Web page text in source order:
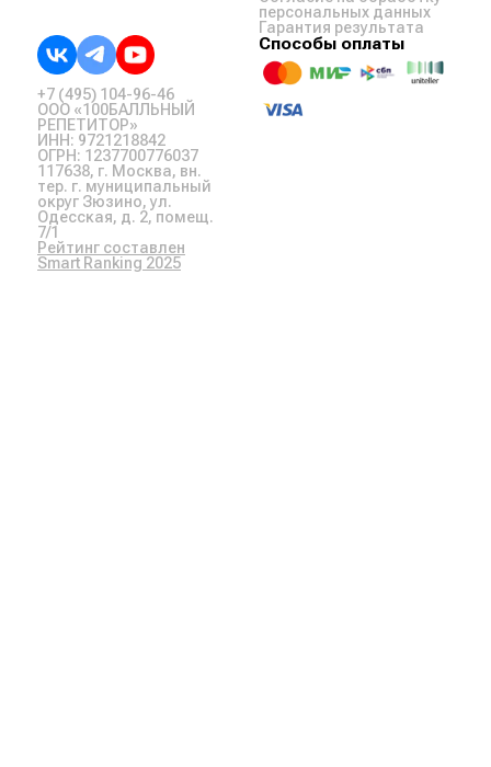
+7 (495) 104-96-46
ООО «100БАЛЛЬНЫЙ
РЕПЕТИТОР»
ИНН: 9721218842
ОГРН: 1237700776037
117638, г. Москва, вн.
тер. г. муниципальный
округ Зюзино, ул.
Одесская, д. 2, помещ.
7/1
Рейтинг составлен
Smart Ranking 2025
персональных данных
Гарантия результата
Способы оплаты